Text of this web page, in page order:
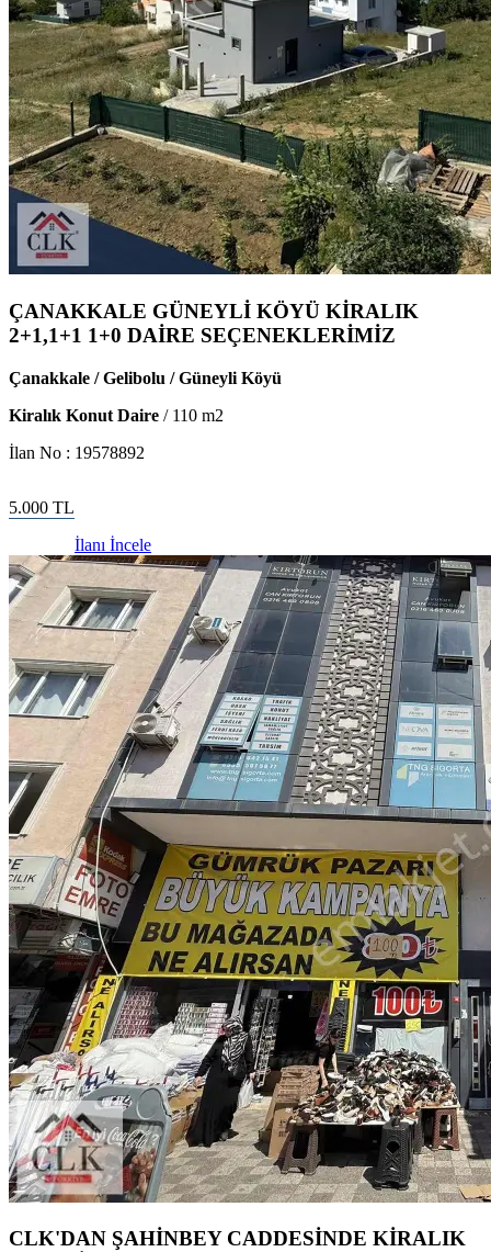
ÇANAKKALE GÜNEYLİ KÖYÜ KİRALIK
2+1,1+1 1+0 DAİRE SEÇENEKLERİMİZ
Çanakkale / Gelibolu / Güneyli Köyü
Kiralık Konut Daire / 110 m2
İlan No : 19578892
5.000 TL
İlanı İncele
CLK'DAN ŞAHİNBEY CADDESİNDE KİRALIK